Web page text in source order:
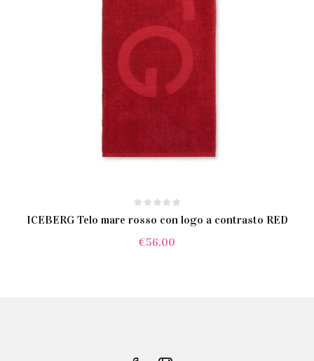
ICEBERG Telo mare rosso con logo a contrasto RED
€56.00